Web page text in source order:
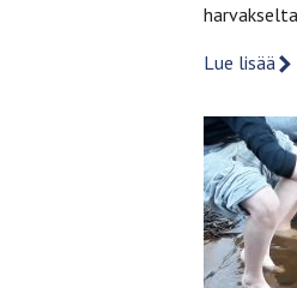
Lue lisää